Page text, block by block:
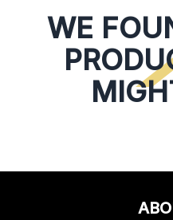
WE